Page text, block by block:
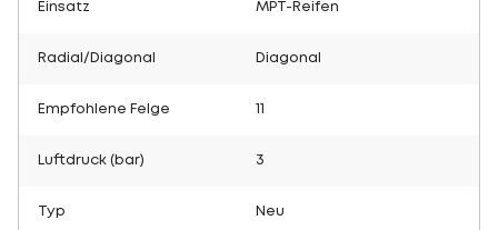
Einsatz MPT-Reifen
Radial/Diagonal Diagonal
Empfohlene Felge
Luftdruck (bar) 3
Typ Neu